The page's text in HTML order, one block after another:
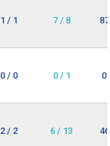
1 / 1 7 / 8
0 / 0 0 / 1
2 / 2 6 / 13